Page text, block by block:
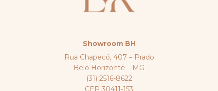
Showroom BH
Rua Chapecó, 407 – Prado
Belo Horizonte – MG
(31) 2516-8622
CEP 30411-153